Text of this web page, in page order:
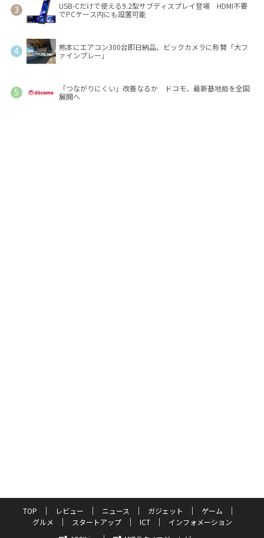
USB-Cだけで使える9.2型サブディスプレイ登場 HDMI不要
でPCケース内にも設置可能
熊本にエアコン300台即日納品、ビックカメラに称賛「大フ
ァインプレー」
「つながりにくい」改善なるか ドコモ、最新基地局を全国
展開へ
TOP レビュー ニュース ガジェット
ゲーム
グルメ
スタートアップ ICT
インフォメーション